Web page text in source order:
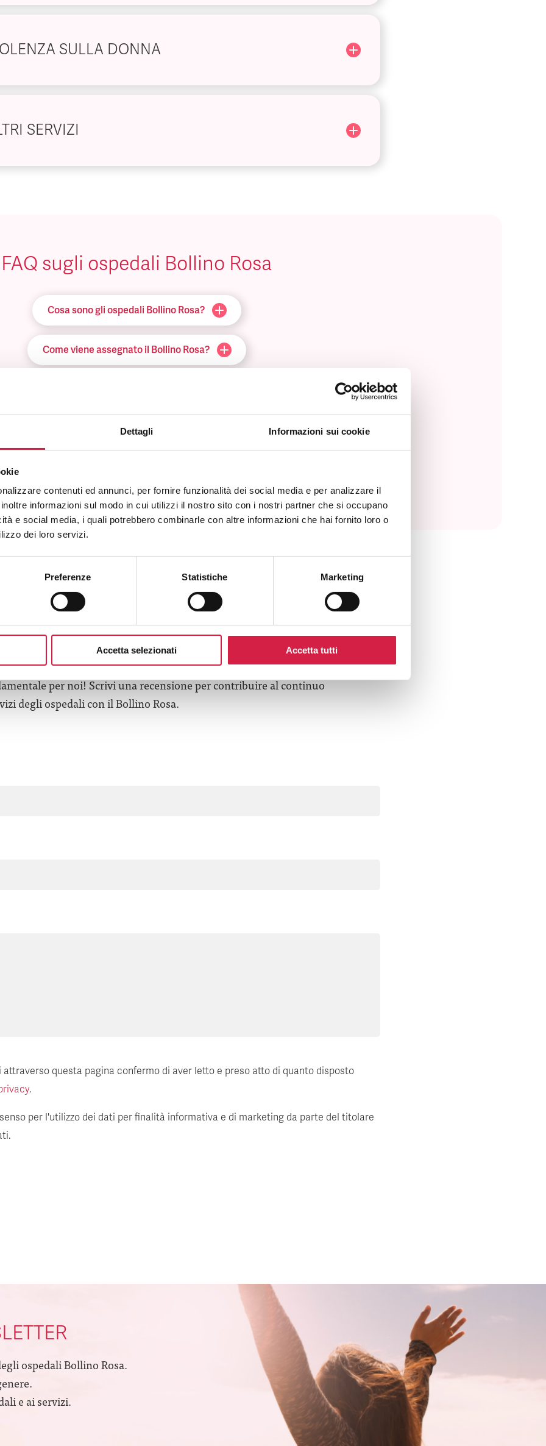
Dettagli Informazioni sui cookie
contenuti ed annunci, per fornire funzionalità dei social media e per analizzare il
informazioni sul modo in cui utilizzi il nostro sito con i nostri partner che si occupano
e social media, i quali potrebbero combinarle con altre informazioni che hai fornito loro o
dei loro servizi.
Preferenze Statistiche Marketing
Accetta selezionati Accetta tutti
SULLA DONNA
SERVIZI
FAQ sugli ospedali Bollino Rosa
Cosa sono gli ospedali Bollino Rosa?
Come viene assegnato il Bollino Rosa?
posso utilizzare i servizi offerti dall’ospedale Bollino Rosa?
in questa struttura e desideri
feedback?
per noi! Scrivi una recensione per contribuire al continuo
degli ospedali con il Bollino Rosa.
attraverso questa pagina confermo di aver letto e preso atto di quanto disposto
.
per l'utilizzo dei dati per finalità informativa e di marketing da parte del titolare
ospedali Bollino Rosa.
e ai servizi.